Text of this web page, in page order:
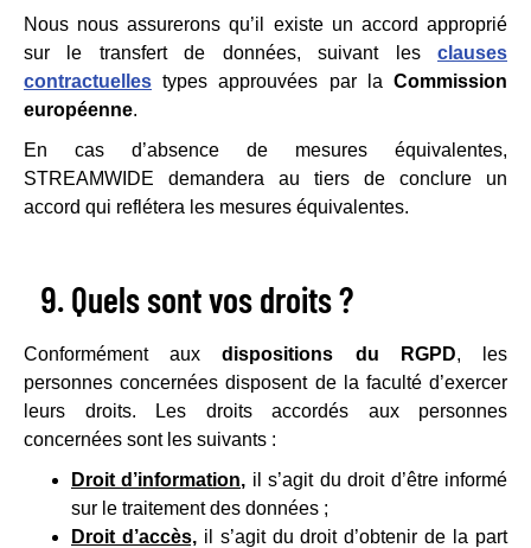
Nous nous assurerons qu’il existe un accord approprié
sur le transfert de données, suivant les clauses
contractuelles types approuvées par la Commission
européenne.
En cas d’absence de mesures équivalentes,
STREAMWIDE demandera au tiers de conclure un
accord qui reflétera les mesures équivalentes.
Quels sont vos droits ?
Conformément auxdispositions du RGPD, les
personnes concernées disposent de la faculté d’exercer
leurs droits. Les droits accordés aux personnes
concernées sont les suivants :
Droit d’information, il s’agit du droit d’être informé
sur le traitement des données ;
Droit d’accès, il s’agit du droit d’obtenir de la part